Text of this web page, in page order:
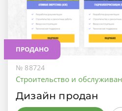
ПРОДАНО
№ 88724
Строительство и
Дизайн продан